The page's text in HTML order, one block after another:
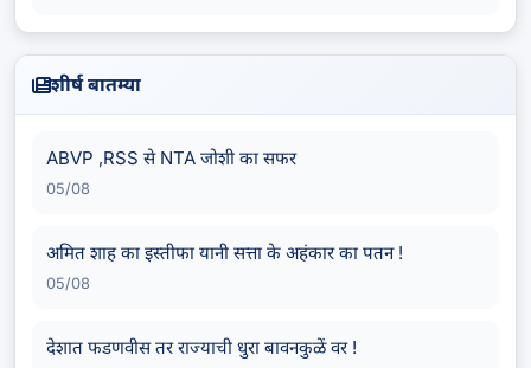
शीर्ष बातम्या
ABVP ,RSS से NTA जोशी का सफर
05/08
अमित शाह का इस्तीफा यानी सत्ता के अहंकार का पतन !
05/08
देशात फडणवीस तर राज्याची धुरा बावनकुळें वर !